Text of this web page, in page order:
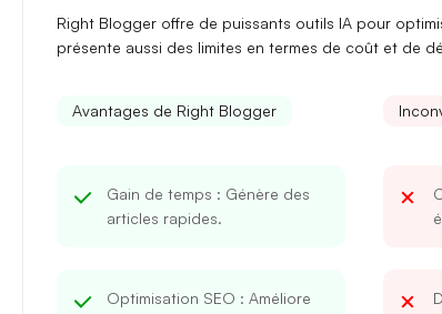
Right Blogger offre de puissants outils IA pour
présente aussi des limites en termes de coût et de
Avantages de Right Blogger
Gain de temps : Génère des
articles rapides.
Optimisation SEO : Améliore